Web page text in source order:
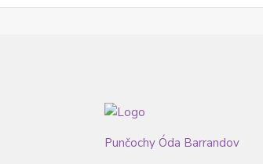
Punčochy Óda Barrandov